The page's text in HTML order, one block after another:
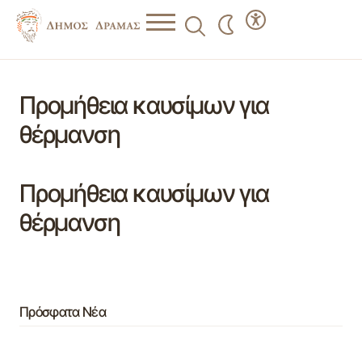
Προμήθεια καυσίμων για
θέρμανση
Προμήθεια καυσίμων για
θέρμανση
Πρόσφατα Νέα